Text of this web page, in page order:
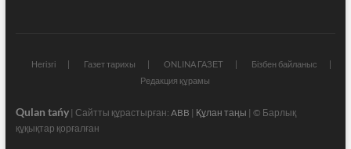
Негізгі Газет тарихы ONLINA ГАЗЕТ
Бізбен байланыс
Редакция құрамы
Qulan tańy| Сайтты құрастырған: ABB | Құлан таңы | © Барлық
құқықтар қорғалған